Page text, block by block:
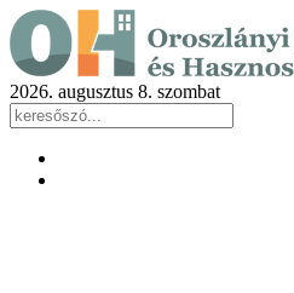
2026. augusztus 8. szombat